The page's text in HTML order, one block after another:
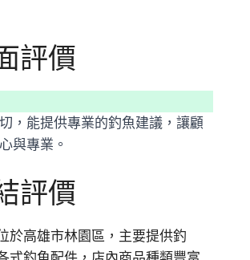
評價
，能提供專業的釣魚建議，讓顧
與專業。
評價
於高雄市林園區，主要提供釣